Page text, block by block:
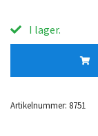
I lager.
Artikelnummer: 8751